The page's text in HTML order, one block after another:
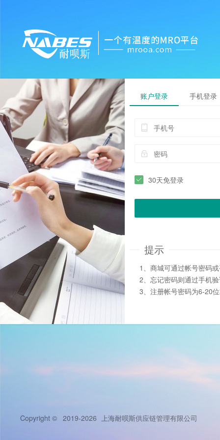
账户登录 手机登录
30天免登录
提示
1、商城可通过帐号密码
2、忘记密码则通过手机
3、注册帐号密码为6-20
Copyright © 2019-2026 上海耐呗斯供应链管理有限公司